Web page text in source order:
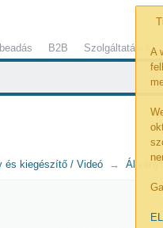
A
B2B Szolgáltatások
és kiegészítő / Videó